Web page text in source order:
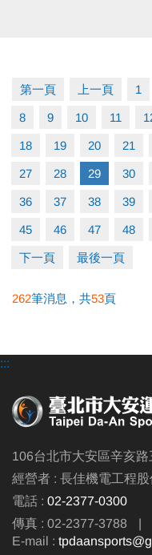
活動對象：一般民眾
課程流程：
紹、基本救生）
10:00~12:00（
技能、基本救生）
接入場。
第一頁 上一頁 1
8 9 10 11
18 19 20 21
27 28 29 30
36 37 38 39
45 46 47 48
下一頁 最後一頁
262筆消息，共53頁
:::
106台北市大安區辛亥路
經營者 : 長佳機電工程股
電話 : 02-2377-0300
傳真 : 02-2377-3788
|
E-mail :